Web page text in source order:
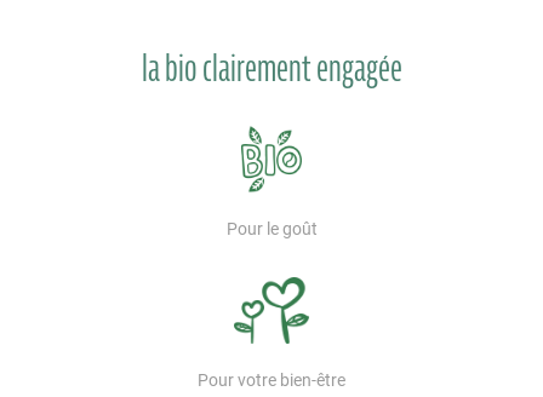
la bio clairement engagée
Pour le goût
Pour votre bien-être